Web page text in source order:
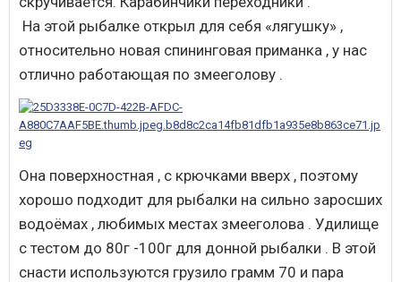
На этой рыбалке открыл для себя «лягушку» ,
относительно новая спининговая приманка , у нас
отлично работающая по змееголову .
Она поверхностная , с крючками вверх , поэтому
хорошо подходит для рыбалки на сильно заросших
водоёмах , любимых местах змееголова . Удилище
с тестом до 80г -100г для донной рыбалки . В этой
снасти используются грузило грамм 70 и пара